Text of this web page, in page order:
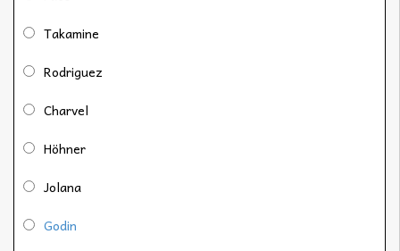
Takamine
Rodriguez
Charvel
Höhner
Jolana
Godin